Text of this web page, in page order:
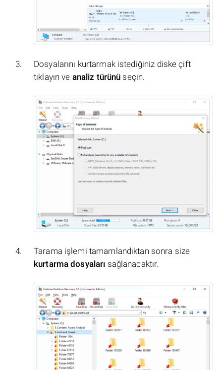
Dosyalarını kurtarmak istediğiniz diske çift
tıklayın ve analiz türünü seçin.
Tarama işlemi tamamlandıktan sonra size
kurtarma dosyaları sağlanacaktır.